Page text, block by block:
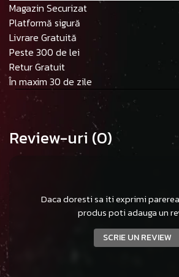
Magazin Securizat
Platformă sigură
Livrare Gratuită
Peste 300 de lei
Retur Gratuit
În maxim 30 de zile
Review-uri (0)
Daca doresti sa iti exprimi
produs poti adauga un
SCRIE UN REVIEW